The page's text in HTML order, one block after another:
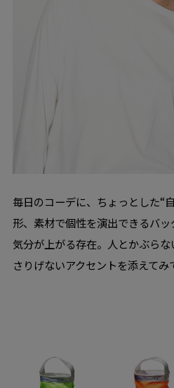
毎日のコーデに、ちょっとした“
形、素材で個性を演出できるバ
気分が上がる存在。人とかぶら
さりげないアクセントを添えてみ